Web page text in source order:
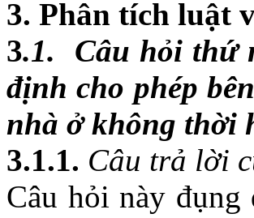
3. Phân tích luật
3.1. Câu hỏi thứ
định cho phép
nhà ở không thời
3.1.1. Câu trả lời
Câu hỏi này đụng